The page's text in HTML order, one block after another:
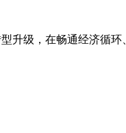
升级，在畅通经济循环